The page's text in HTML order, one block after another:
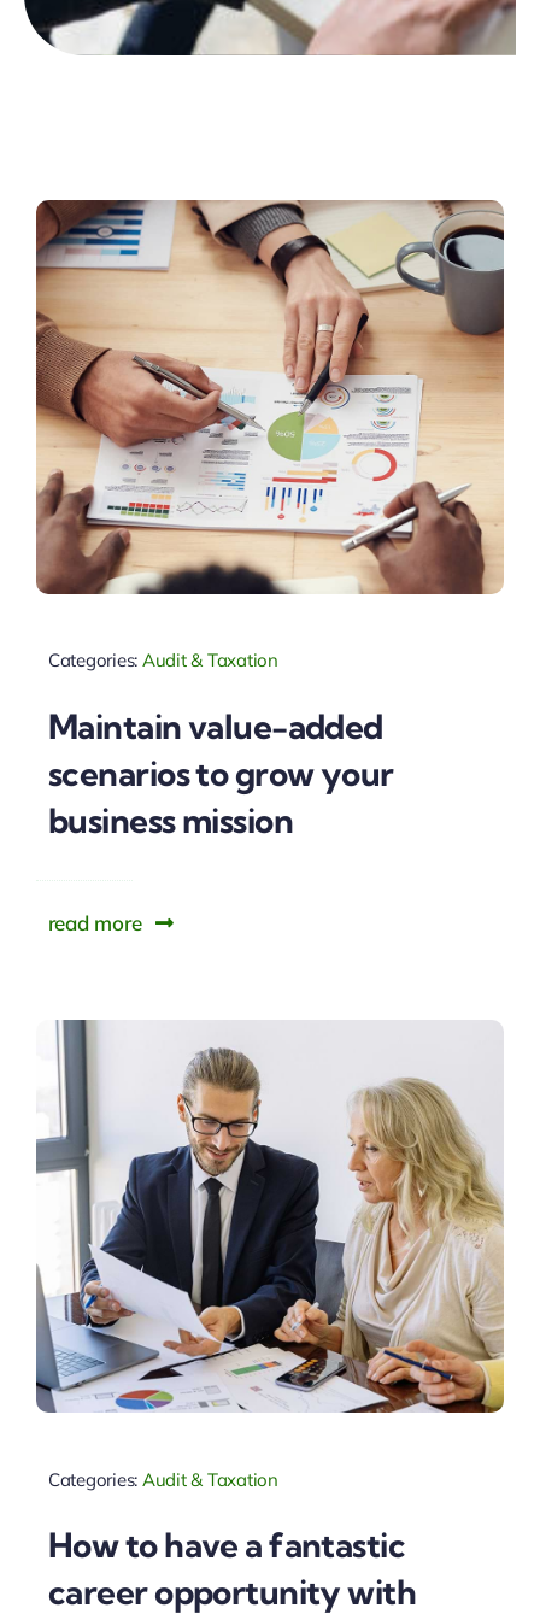
Categories: Audit & Taxation
Maintain value-added
scenarios to grow your
business mission
read more
Categories: Audit & Taxation
How to have a fantastic
career opportunity with